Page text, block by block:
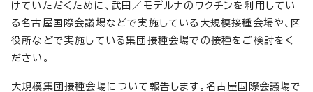
けていただくために、武田／モデルナのワクチンを利用してい
る名古屋国際会議場などで実施している大規模接種会場や、区
役所などで実施している集団接種会場での接種をご検討をく
ださい。
大規模集団接種会場について報告します。名古屋国際会議場で